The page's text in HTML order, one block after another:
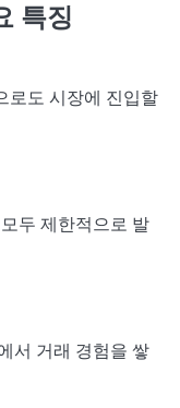
특징
로도 시장에 진입할
두 제한적으로 발
서 거래 경험을 쌓